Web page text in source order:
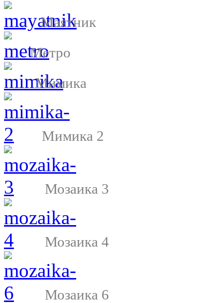
Маятник
Метро
Мимика
Мимика 2
Мозаика 3
Мозаика 4
Мозаика 6